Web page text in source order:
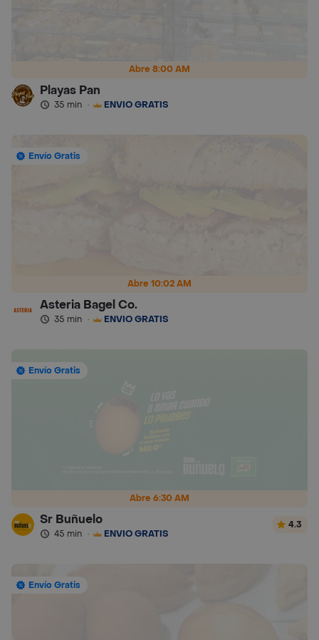
Abre 8:00 AM
Playas Pan
35 min · ENVÍO GRATIS
Abre 10:02 AM
Envío Gratis
Asteria Bagel Co.
35 min · ENVÍO GRATIS
Abre 6:30 AM
Envío Gratis
Sr Buñuelo
45 min · ENVÍO GRATIS
4.3
Envío Gratis